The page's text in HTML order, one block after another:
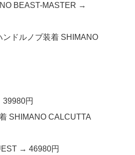
BEAST-MASTER →
ドルノブ装着 SHIMANO
円
SHIMANO CALCUTTA
→ 46980円